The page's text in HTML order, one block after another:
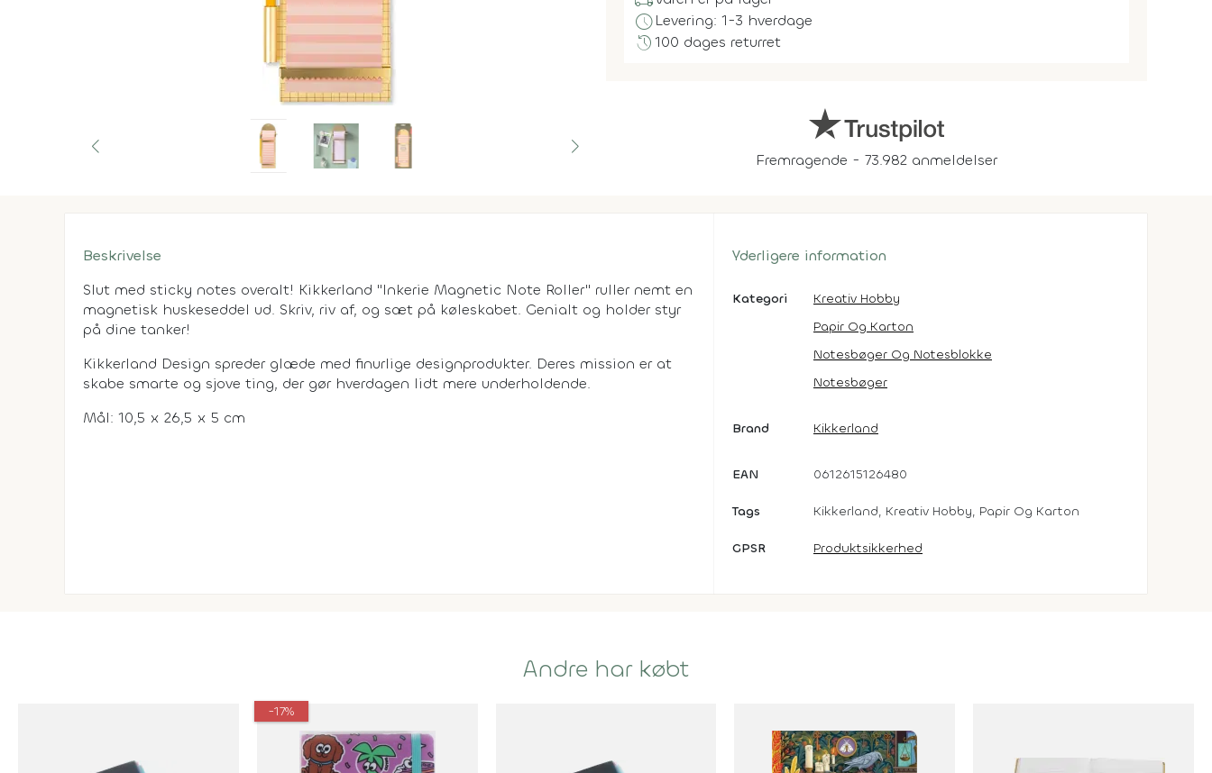
scheduleLevering: 1-3 hverdage
history100 dages returret
Fremragende - 73.982 anmeldelser
Beskrivelse
Slut med sticky notes overalt! Kikkerland "Inkerie Magnetic Note Roller" ruller nemt en
magnetisk huskeseddel ud. Skriv, riv af, og sæt på køleskabet. Genialt og holder styr
på dine tanker!
Kikkerland Design spreder glæde med finurlige designprodukter. Deres mission er at
skabe smarte og sjove ting, der gør hverdagen lidt mere underholdende.
Mål: 10,5 x 26,5 x 5 cm
Yderligere information
Kategori
Kreativ Hobby
Papir Og Karton
Notesbøger Og Notesblokke
Notesbøger
Brand Kikkerland
EAN 0612615126480
Tags Kikkerland, Kreativ Hobby, Papir Og Karton
GPSR Produktsikkerhed
Andre har købt
-17%